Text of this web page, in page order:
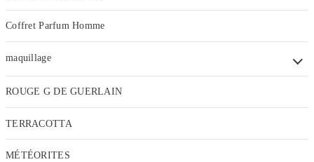
Coffret Parfum Homme
maquillage
ROUGE G DE GUERLAIN
TERRACOTTA
MÉTÉORITES